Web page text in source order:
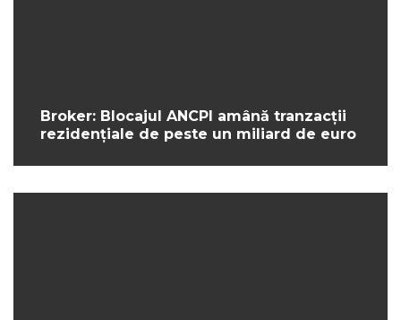
Broker: Blocajul ANCPI amână tranzacții
rezidențiale de peste un miliard de euro